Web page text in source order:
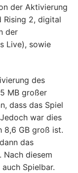
der Aktivierung
Rising 2, digital
der
Live), sowie
des
MB großer
dass das Spiel
war dies
8,6 GB groß ist.
das
Nach diesem
Spielbar.